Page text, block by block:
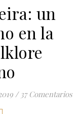
un
en la
/ 37 Comentarios